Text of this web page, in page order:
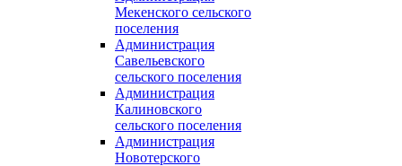
Мекенского сельского
поселения
Администрация
Савельевского
сельского поселения
Администрация
Калиновского
сельского поселения
Администрация
Новотерского